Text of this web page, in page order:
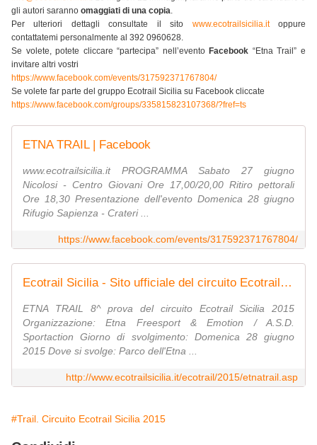
gli autori saranno omaggiati di una copia.
Per ulteriori dettagli consultate il sito www.ecotrailsicilia.itoppure
contattatemi personalmente al 392 0960628.
Se volete, potete cliccare “partecipa” nell’evento Facebook “Etna Trail” e
invitare altri vostri
https://www.facebook.com/events/317592371767804/
Se volete far parte del gruppo Ecotrail Sicilia su Facebook cliccate
https://www.facebook.com/groups/335815823107368/?fref=ts
ETNA TRAIL | Facebook
www.ecotrailsicilia.it PROGRAMMA Sabato 27 giugno
Nicolosi - Centro Giovani Ore 17,00/20,00 Ritiro pettorali
Ore 18,30 Presentazione dell'evento Domenica 28 giugno
Rifugio Sapienza - Crateri ...
https://www.facebook.com/events/317592371767804/
Ecotrail Sicilia - Sito ufficiale del circuito Ecotrail in Sicilia
ETNA TRAIL 8^ prova del circuito Ecotrail Sicilia 2015
Organizzazione: Etna Freesport & Emotion / A.S.D.
Sportaction Giorno di svolgimento: Domenica 28 giugno
2015 Dove si svolge: Parco dell'Etna ...
http://www.ecotrailsicilia.it/ecotrail/2015/etnatrail.asp
#Trail. Circuito Ecotrail Sicilia 2015